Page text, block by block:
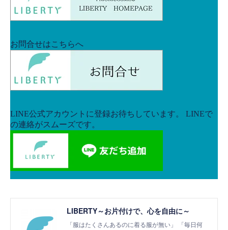
LIBERTY～お片付けで、心を自由に～
「服はたくさんあるのに着る服が無い」 「毎日何